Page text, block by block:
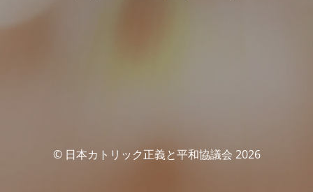
© 日本カトリック正義と平和協議会 2026